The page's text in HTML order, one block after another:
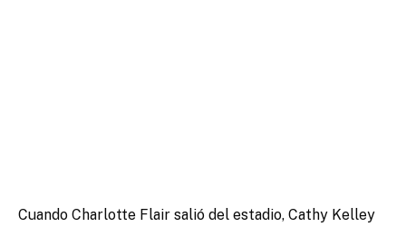
Cuando Charlotte Flair salió del estadio, Cathy Kelley